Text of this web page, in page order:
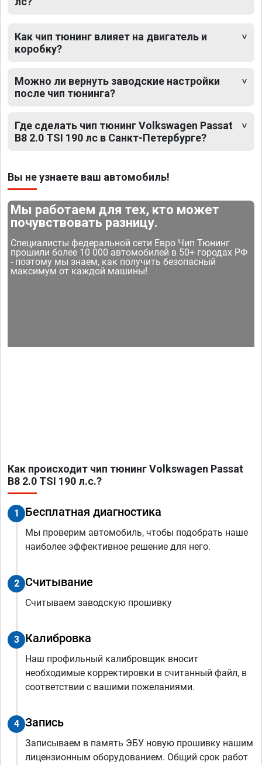
Как чип тюнинг влияет на двигатель и
коробку?
Можно ли вернуть заводские настройки
после чип тюнинга?
Где сделать чип тюнинг Volkswagen Passat
B8 2.0 TSI 190 лс в Санкт-Петербурге?
Вы не узнаете ваш автомобиль!
Мы работаем для тех, кто может
почувствовать разницу.
Специалисты федеральной сети Евро Чип Тюнинг
прошили более 10 000 автомобилей в 50+ городах РФ
- поэтому мы знаем, как получить безопасный
максимум от каждой машины!
Как происходит чип тюнинг Volkswagen Passat
B8 2.0 TSI 190 л.с.?
1 Бесплатная диагностика
Мы проверим автомобиль, чтобы подобрать наше
наиболее эффективное решение для него.
2 Считывание
Считываем заводскую прошивку
3 Калибровка
Наш профильный калибровщик вносит
необходимые корректировки в считанный файл, в
соответствии с вашими пожеланиями.
4 Запись
Записываем в память ЭБУ новую прошивку нашим
лицензионным оборудованием. Общий срок работ